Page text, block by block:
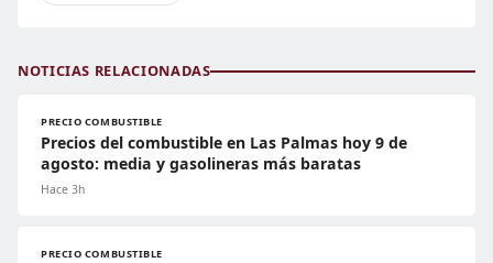
NOTICIAS RELACIONADAS
PRECIO COMBUSTIBLE
Precios del combustible en Las Palmas hoy 9 de
agosto: media y gasolineras más baratas
Hace 3h
PRECIO COMBUSTIBLE